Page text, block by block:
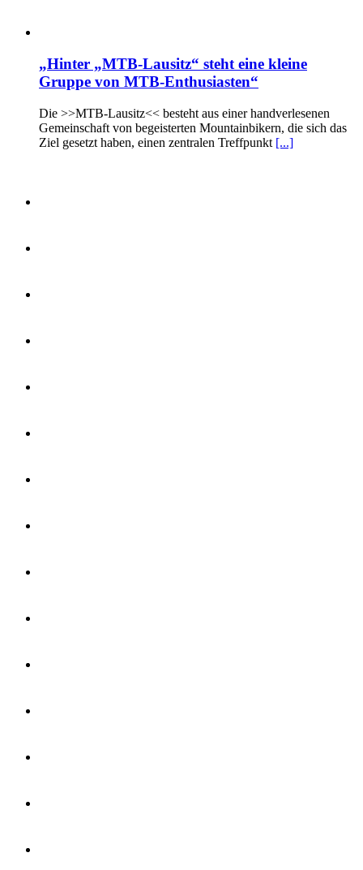
„Hinter „MTB-Lausitz“ steht eine kleine
Gruppe von MTB-Enthusiasten“
Die >>MTB-Lausitz<< besteht aus einer handverlesenen
Gemeinschaft von begeisterten Mountainbikern, die sich das
Ziel gesetzt haben, einen zentralen Treffpunkt [...]